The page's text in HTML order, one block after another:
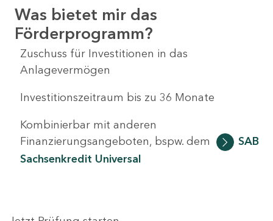
Was bietet mir das
Förderprogramm?
Zuschuss für Investitionen in das
Anlagevermögen
Investitionszeitraum bis zu 36 Monate
Kombinierbar mit anderen
Finanzierungsangeboten, bspw. dem
SAB
Sachsenkredit Universal